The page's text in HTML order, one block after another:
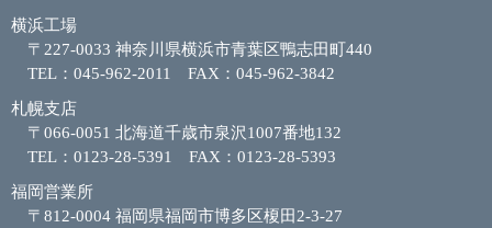
横浜工場
〒227-0033 神奈川県横浜市青葉区鴨志田町440
TEL：045-962-2011 FAX：045-962-3842
札幌支店
〒066-0051 北海道千歳市泉沢1007番地132
TEL：0123-28-5391 FAX：0123-28-5393
福岡営業所
〒812-0004 福岡県福岡市博多区榎田2-3-27